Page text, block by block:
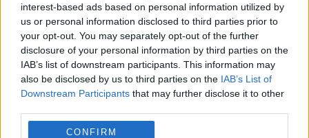
interest-based ads based on personal information utilized by
us or personal information disclosed to third parties prior to
your opt-out. You may separately opt-out of the further
disclosure of your personal information by third parties on the
IAB’s list of downstream participants. This information may
also be disclosed by us to third parties on the IAB’s List of
Downstream Participants that may further disclose it to other
CONFIRM